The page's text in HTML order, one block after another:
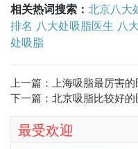
相关热词搜索： 北京八大
排名 八大处吸脂医生 八
处吸脂
上一篇：
上海吸脂最厉害
下一篇： 北京吸脂比较好的
最受欢迎